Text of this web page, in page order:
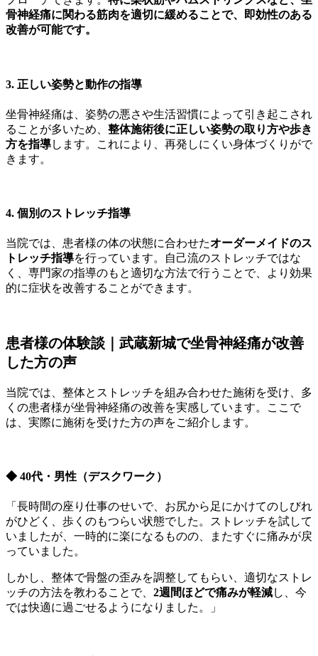
骨神経痛に関わる筋肉を適切に緩めることで、即効性のある
改善が可能です。
3. 正しい姿勢と動作の指導
坐骨神経痛は、姿勢の悪さや生活習慣によって引き起こされ
ることが多いため、 整体施術後に正しい姿勢の取り方や歩き
方を指導します。これにより、再発しにくい身体づくりがで
きます。
4. 個別のストレッチ指導
当院では、患者様の体の状態に合わせたオーダーメイドのス
トレッチ指導を行っています。自己流のストレッチではな
く、専門家の指導のもと適切な方法で行うことで、より効果
的に症状を改善することができます。
患者様の体験談｜武蔵新城で坐骨神経痛が改善
した方の声
当院では、整体とストレッチを組み合わせた施術を受け、多
くの患者様が坐骨神経痛の改善を実感しています。ここで
は、実際に施術を受けた方の声をご紹介します。
◆ 40代・男性（デスクワーク）
「長時間の座り仕事のせいで、お尻から足にかけてのしびれ
がひどく、歩くのもつらい状態でした。ストレッチを試して
いましたが、一時的に楽になるものの、またすぐに痛みが戻
っていました。
しかし、整体で骨盤の歪みを調整してもらい、適切なストレ
ッチの方法を教わることで、 2週間ほどで痛みが軽減し、今
では快適に過ごせるようになりました。」